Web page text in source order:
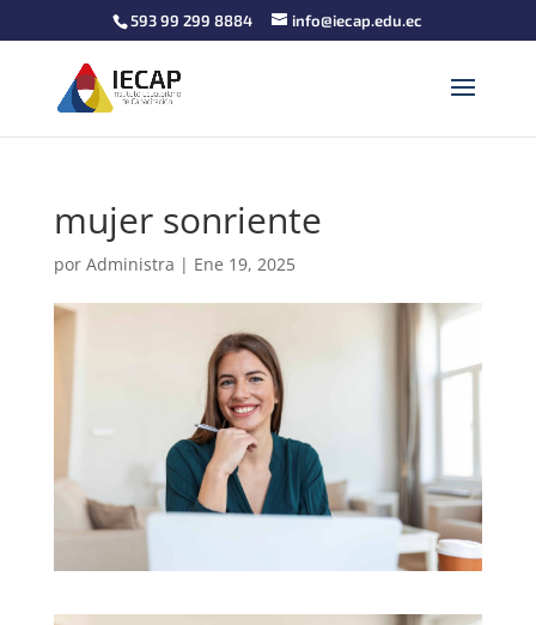
593 99 299 8884 info@iecap.edu.ec
mujer sonriente
por Administra | Ene 19, 2025